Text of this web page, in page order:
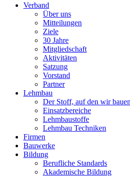
Verband
Über uns
Mitteilungen
Ziele
30 Jahre
Mitgliedschaft
Aktivitäten
Satzung
Vorstand
Partner
Lehmbau
Der Stoff, auf den wir bauen
Einsatzbereiche
Lehmbaustoffe
Lehmbau Techniken
Firmen
Bauwerke
Bildung
Berufliche Standards
Akademische Bildung